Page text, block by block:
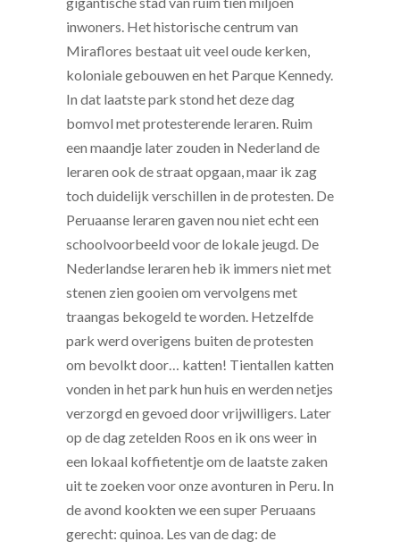
inwoners. Het historische centrum van
Miraflores bestaat uit veel oude kerken,
koloniale gebouwen en het Parque Kennedy.
In dat laatste park stond het deze dag
bomvol met protesterende leraren. Ruim
een maandje later zouden in Nederland de
leraren ook de straat opgaan, maar ik zag
toch duidelijk verschillen in de protesten. De
Peruaanse leraren gaven nou niet echt een
schoolvoorbeeld voor de lokale jeugd. De
Nederlandse leraren heb ik immers niet met
stenen zien gooien om vervolgens met
traangas bekogeld te worden. Hetzelfde
park werd overigens buiten de protesten
om bevolkt door… katten! Tientallen katten
vonden in het park hun huis en werden netjes
verzorgd en gevoed door vrijwilligers. Later
op de dag zetelden Roos en ik ons weer in
een lokaal koffietentje om de laatste zaken
uit te zoeken voor onze avonturen in Peru. In
de avond kookten we een super Peruaans
gerecht: quinoa. Les van de dag: de